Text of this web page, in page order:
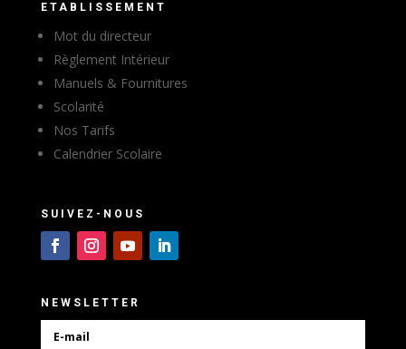
ETABLISSEMENT
Mot du directeur
Règlement Intérieur
Manuels & Fournitures
Scolarité
Nos Tarifs
Calendrier Scolaire
SUIVEZ-NOUS
NEWSLETTER